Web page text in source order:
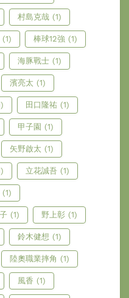
村島克哉 (1)
(1) 棒球12強 (1)
海豚戰士 (1)
濱亮太 (1)
田口隆祐 (1)
甲子園 (1)
矢野啟太 (1)
立花誠吾 (1)
(1)
(1) 野上彰 (1)
鈴木健想 (1)
陸奧職業摔角 (1)
風香 (1)